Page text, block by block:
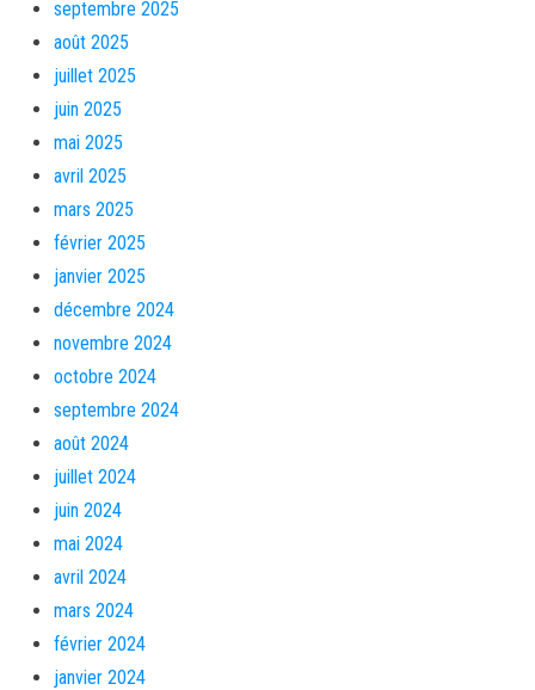
septembre 2025
août 2025
juillet 2025
juin 2025
mai 2025
avril 2025
mars 2025
février 2025
janvier 2025
décembre 2024
novembre 2024
octobre 2024
septembre 2024
août 2024
juillet 2024
juin 2024
mai 2024
avril 2024
mars 2024
février 2024
janvier 2024